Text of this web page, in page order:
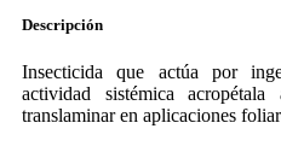
Descripción
Insecticida que actúa por
actividad sistémica
translaminar en aplicaciones